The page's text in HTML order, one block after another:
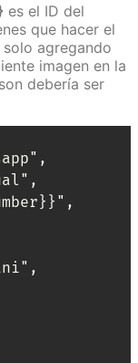
es el ID del
que hacer el
agregando
imagen en la
debería ser